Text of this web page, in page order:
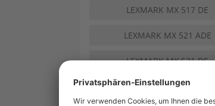
LEXMARK MX 517 DE
LEXMARK MX 521 ADE
LEXMARK MX 521 DE
LEXMARK MX 522 ADHE